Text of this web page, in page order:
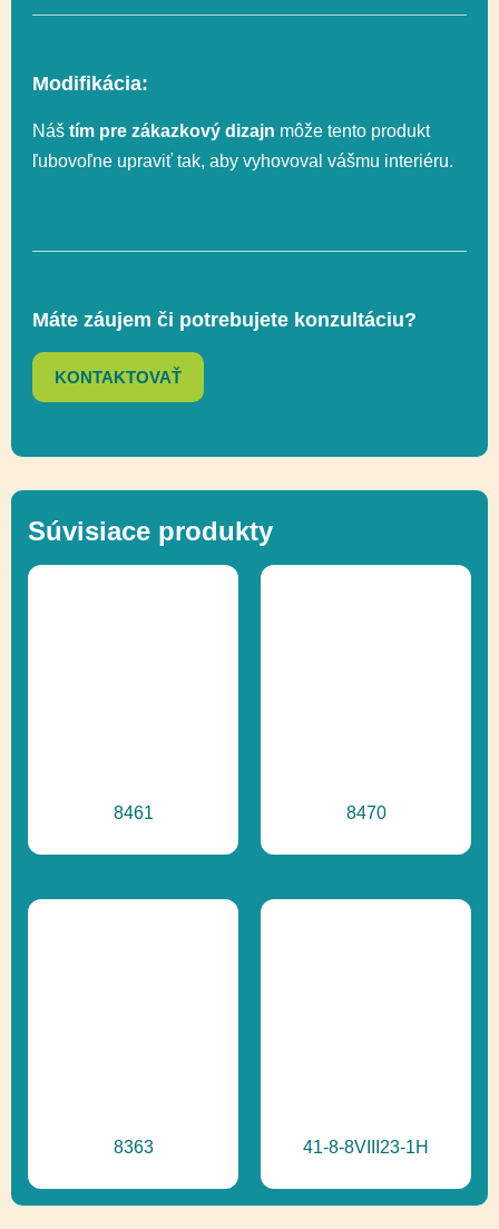
Modifikácia:
Náš tím pre zákazkový dizajn môže tento produkt
ľubovoľne upraviť tak, aby vyhovoval vášmu interiéru.
Máte záujem či potrebujete konzultáciu?
KONTAKTOVAŤ
Súvisiace produkty
8461 8470
8363 41-8-8VIII23-1H